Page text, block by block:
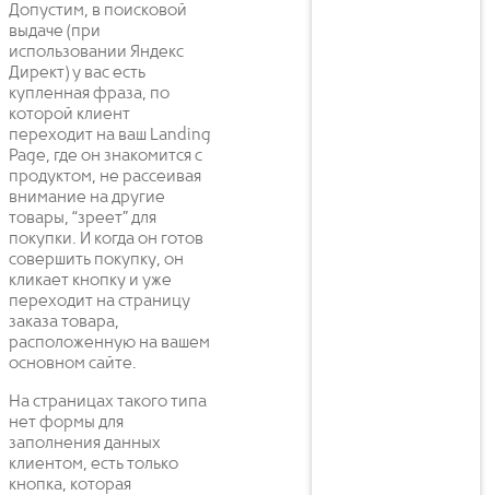
Допустим, в поисковой
выдаче (при
использовании Яндекс
Директ) у вас есть
купленная фраза, по
которой клиент
переходит на ваш Landing
Page, где он знакомится с
продуктом, не рассеивая
внимание на другие
товары, “зреет” для
покупки. И когда он готов
совершить покупку, он
кликает кнопку и уже
переходит на страницу
заказа товара,
расположенную на вашем
основном сайте.
На страницах такого типа
нет формы для
заполнения данных
клиентом, есть только
кнопка, которая